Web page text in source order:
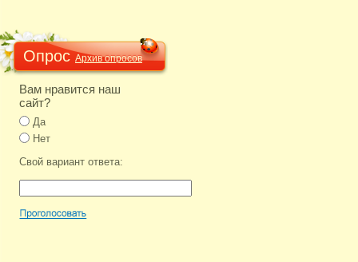
ОпросАрхив опросов
Вам нравится наш
сайт?
Да
Нет
Свой вариант ответа: